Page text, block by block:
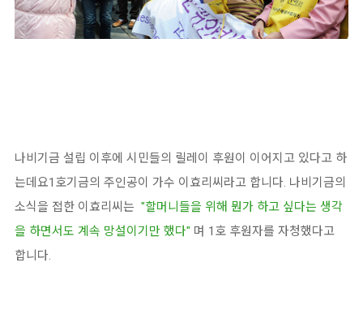
나비기금 설립 이후에 시민들의 릴레이 후원이 이어지고 있다고 하
는데요1호기금의 주인공이 가수 이효리씨라고 합니다. 나비기금의
소식을 접한 이효리씨는 "할머니들을 위해 뭔가 하고 싶다는 생각
을 하면서도 계속 망설이기만 했다" 며 1호 후원자를 자청했다고
합니다.